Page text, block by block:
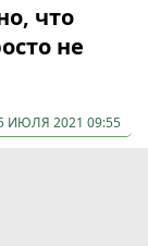
что
не
ИЮЛЯ 2021 09:55